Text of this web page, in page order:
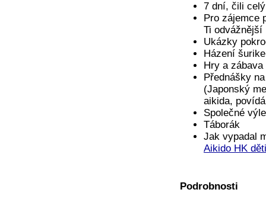
7 dní, čili
Pro zájemce
Ti odvážnější
Ukázky
Házení
Hry a zábava
Přednášky
(Japonský
aikida,
Společné
Táborák
Jak vypadal
Aikido HK děti
Podrobnosti